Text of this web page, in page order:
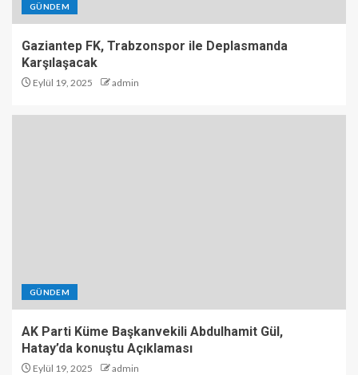
GÜNDEM
Gaziantep FK, Trabzonspor ile Deplasmanda
Karşılaşacak
Eylül 19, 2025 admin
GÜNDEM
AK Parti Küme Başkanvekili Abdulhamit Gül,
Hatay’da konuştu Açıklaması
Eylül 19, 2025 admin